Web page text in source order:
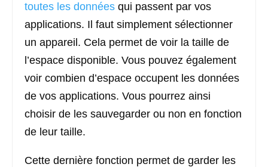
toutes les données qui passent par vos
applications. Il faut simplement sélectionner
un appareil. Cela permet de voir la taille de
l’espace disponible. Vous pouvez également
voir combien d’espace occupent les données
de vos applications. Vous pourrez ainsi
choisir de les sauvegarder ou non en fonction
de leur taille.
Cette dernière fonction permet de garder les